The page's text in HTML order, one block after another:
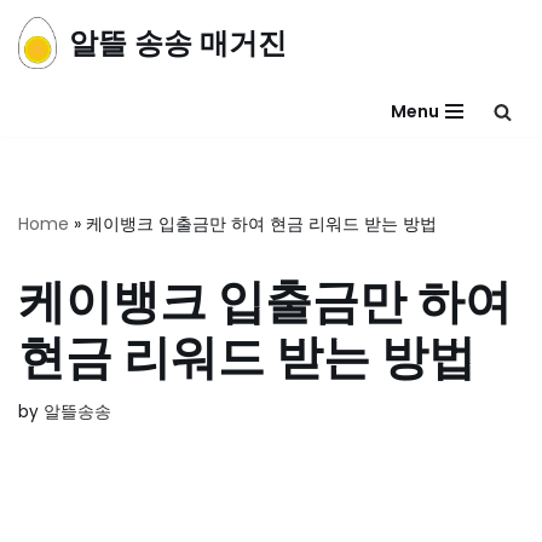
콘
알뜰 송송 매거진
Menu
Home » 케이뱅크 입출금만 하여 현금 리워드 받는 방법
케이뱅크 입출금만 하여
현금 리워드 받는 방법
by 알뜰송송